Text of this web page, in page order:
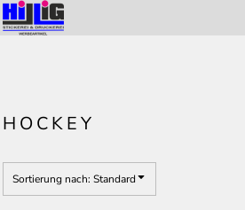
HOCKEY
Sortierung nach: Standard
Standard